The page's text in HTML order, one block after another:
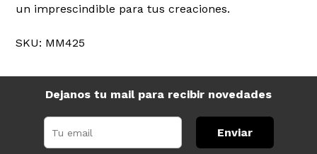
un imprescindible para tus creaciones.
SKU: MM425
Dejanos tu mail para recibir novedades
Enviar